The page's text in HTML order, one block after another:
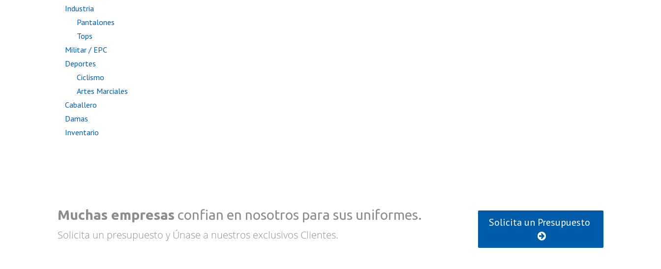
Industria
Pantalones
Tops
Militar / EPC
Deportes
Ciclismo
Artes Marciales
Caballero
Damas
Inventario
Muchas empresas confian en nosotros para sus uniformes.
Solicita un presupuesto y Únase a nuestros exclusivos Clientes.
Solicita un Presupuesto